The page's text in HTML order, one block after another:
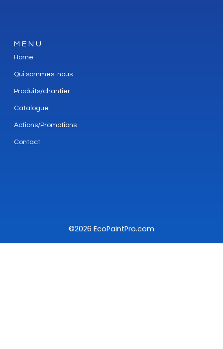
MENU
Home
Qui sommes-nous
Produits/chantier
Catalogue
Actions/Promotions
Contact
©2026 EcoPaintPro.com